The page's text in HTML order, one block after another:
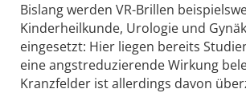
Bislang werden VR-Brillen
Kinderheilkunde, Urologie und
eingesetzt: Hier liegen bereits
eine angstreduzierende Wirkung
Kranzfelder ist allerdings davon